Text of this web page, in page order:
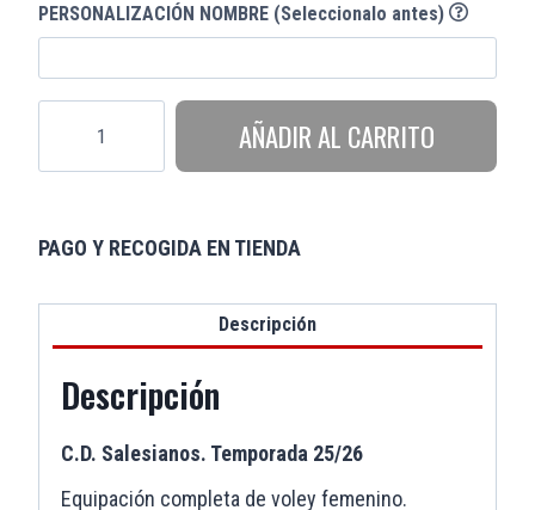
PERSONALIZACIÓN NOMBRE (Seleccionalo antes)
AÑADIR AL CARRITO
PAGO Y RECOGIDA EN TIENDA
Descripción
Descripción
C.D. Salesianos. Temporada 25/26
Equipación completa de voley femenino.